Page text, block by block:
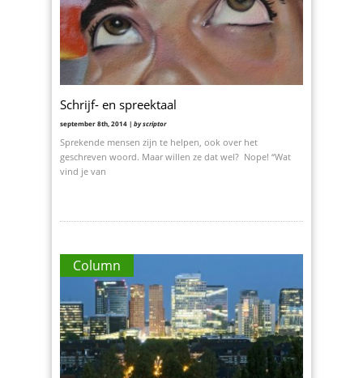
Schrijf- en spreektaal
september 8th, 2014 | by scriptor
Sprekende mensen zijn te helpen, ook over het
geschreven woord. Maar willen ze dat wel? Nope! “Wat
vind je van
Column